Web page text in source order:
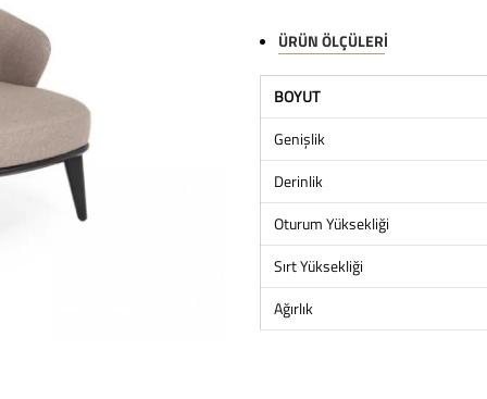
ÜRÜN ÖLÇÜLERI
BOYUT
Genişlik
Derinlik
Oturum Yüksekliği
Sırt Yüksekliği
Ağırlık